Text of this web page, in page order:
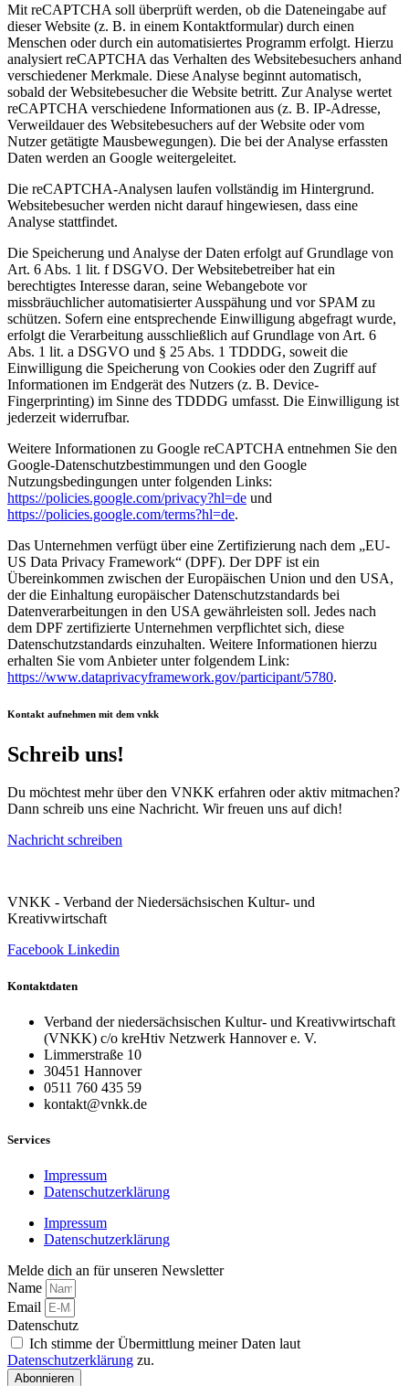
Mit reCAPTCHA soll überprüft werden, ob die Dateneingabe auf
dieser Website (z. B. in einem Kontaktformular) durch einen
Menschen oder durch ein automatisiertes Programm erfolgt. Hierzu
analysiert reCAPTCHA das Verhalten des Websitebesuchers anhand
verschiedener Merkmale. Diese Analyse beginnt automatisch,
sobald der Websitebesucher die Website betritt. Zur Analyse wertet
reCAPTCHA verschiedene Informationen aus (z. B. IP-Adresse,
Verweildauer des Websitebesuchers auf der Website oder vom
Nutzer getätigte Mausbewegungen). Die bei der Analyse erfassten
Daten werden an Google weitergeleitet.
Die reCAPTCHA-Analysen laufen vollständig im Hintergrund.
Websitebesucher werden nicht darauf hingewiesen, dass eine
Analyse stattfindet.
Die Speicherung und Analyse der Daten erfolgt auf Grundlage von
Art. 6 Abs. 1 lit. f DSGVO. Der Websitebetreiber hat ein
berechtigtes Interesse daran, seine Webangebote vor
missbräuchlicher automatisierter Ausspähung und vor SPAM zu
schützen. Sofern eine entsprechende Einwilligung abgefragt wurde,
erfolgt die Verarbeitung ausschließlich auf Grundlage von Art. 6
Abs. 1 lit. a DSGVO und § 25 Abs. 1 TDDDG, soweit die
Einwilligung die Speicherung von Cookies oder den Zugriff auf
Informationen im Endgerät des Nutzers (z. B. Device-
Fingerprinting) im Sinne des TDDDG umfasst. Die Einwilligung ist
jederzeit widerrufbar.
Weitere Informationen zu Google reCAPTCHA entnehmen Sie den
Google-Datenschutzbestimmungen und den Google
Nutzungsbedingungen unter folgenden Links:
https://policies.google.com/privacy?hl=de und
https://policies.google.com/terms?hl=de.
Das Unternehmen verfügt über eine Zertifizierung nach dem „EU-
US Data Privacy Framework“ (DPF). Der DPF ist ein
Übereinkommen zwischen der Europäischen Union und den USA,
der die Einhaltung europäischer Datenschutzstandards bei
Datenverarbeitungen in den USA gewährleisten soll. Jedes nach
dem DPF zertifizierte Unternehmen verpflichtet sich, diese
Datenschutzstandards einzuhalten. Weitere Informationen hierzu
erhalten Sie vom Anbieter unter folgendem Link:
https://www.dataprivacyframework.gov/participant/5780.
Kontakt aufnehmen mit dem vnkk
Schreib uns!
Du möchtest mehr über den VNKK erfahren oder aktiv mitmachen?
Dann schreib uns eine Nachricht. Wir freuen uns auf dich!
Nachricht schreiben
VNKK - Verband der Niedersächsischen Kultur- und
Kreativwirtschaft
Facebook Linkedin
Kontaktdaten
Verband der niedersächsischen Kultur- und Kreativwirtschaft
(VNKK) c/o kreHtiv Netzwerk Hannover e. V.
Limmerstraße 10
30451 Hannover
0511 760 435 59
kontakt@vnkk.de
Services
Impressum
Datenschutzerklärung
Impressum
Datenschutzerklärung
Melde dich an für unseren Newsletter
Name
Email
Datenschutz
Ich stimme der Übermittlung meiner Daten laut
Datenschutzerklärung zu.
Abonnieren